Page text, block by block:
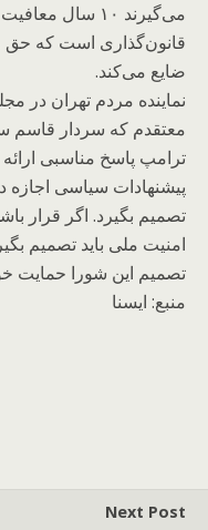
می‌گیرند ۱۰ سال
قانون‌گذاری است که حق
ضایع می‌کند.
نماینده مردم تهران در
معتقدم که سردار قاسم
ترامپ پاسخ مناسبی ارائه
پیشنهادات سیاسی
تصمیم بگیرد. اگر قرار
امنیت ملی باید تصمیم
تصمیم این شورا حمایت
منبع: ایسنا
Next Post